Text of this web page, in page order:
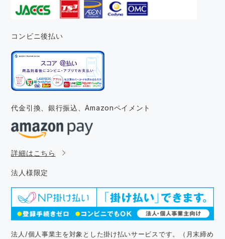
コンビニ後払い
代金引換、銀行振込、Amazonペイメント
詳細はこちら
法人様限定
法人/個人事業主を対象とした掛け払いサービスです。（月末締め